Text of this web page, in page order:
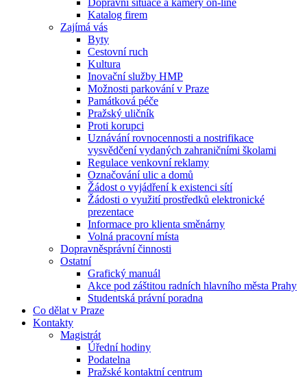
Dopravní situace a kamery on-line
Katalog firem
Zajímá vás
Byty
Cestovní ruch
Kultura
Inovační služby HMP
Možnosti parkování v Praze
Památková péče
Pražský uličník
Proti korupci
Uznávání rovnocennosti a nostrifikace
vysvědčení vydaných zahraničními školami
Regulace venkovní reklamy
Označování ulic a domů
Žádost o vyjádření k existenci sítí
Žádosti o využití prostředků elektronické
prezentace
Informace pro klienta směnárny
Volná pracovní místa
Dopravněsprávní činnosti
Ostatní
Grafický manuál
Akce pod záštitou radních hlavního města Prahy
Studentská právní poradna
Co dělat v Praze
Kontakty
Magistrát
Úřední hodiny
Podatelna
Pražské kontaktní centrum